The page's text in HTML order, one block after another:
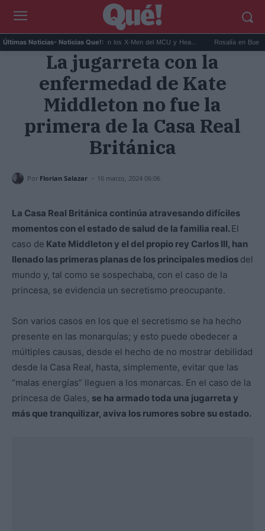
Últimas Noticias- Noticias Que!:
Kit Connor será Cíclope en los X-Men del MCU y Hea... Rosalía en Buenos
La jugarreta con la
enfermedad de Kate
Middleton no fue la
primera de la Casa Real
Británica
Por Florian Salazar - 16 marzo, 2024 06:06
La Casa Real Británica continúa atravesando difíciles
momentos con el estado de salud de la familia real. El
caso de Kate Middleton y el del propio rey Carlos III, han
llenado las primeras planas de los principales medios del
mundo y, tal como se sospechaba, con el caso de la
princesa, se evidencia un secretismo preocupante.
Son varios casos en los que el secretismo se ha hecho
presente en las monarquías; y esto puede obedecer a
múltiples causas, desde el hecho de no mostrar debilidad
desde la Casa Real, hasta, simplemente, evitar que las
“malas energías” lleguen a los monarcas. En el caso de la
princesa de Gales, se ha armado toda una jugarreta y
más que tranquilizar, aviva los rumores sobre su estado.